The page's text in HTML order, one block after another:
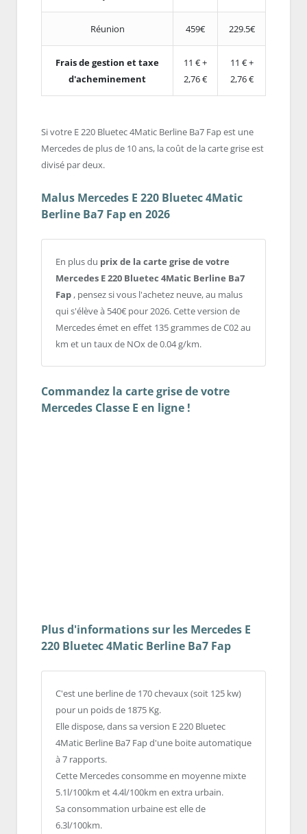
Réunion 459€ 229.5€
Frais de gestion et taxe
d'acheminement
11 € +
2,76 €
11 € +
2,76 €
Si votre E 220 Bluetec 4Matic Berline Ba7 Fap est une
Mercedes de plus de 10 ans, la coût de la carte grise est
divisé par deux.
Malus Mercedes E 220 Bluetec 4Matic
Berline Ba7 Fap en 2026
En plus du prix de la carte grise de votre
Mercedes E 220 Bluetec 4Matic Berline Ba7
Fap , pensez si vous l'achetez neuve, au malus
qui s'élève à 540€ pour 2026. Cette version de
Mercedes émet en effet 135 grammes de C02 au
km et un taux de NOx de 0.04 g/km.
Commandez la carte grise de votre
Mercedes Classe E en ligne !
Plus d'informations sur les Mercedes E
220 Bluetec 4Matic Berline Ba7 Fap
C'est une berline de 170 chevaux (soit 125 kw)
pour un poids de 1875 Kg.
Elle dispose, dans sa version E 220 Bluetec
4Matic Berline Ba7 Fap d'une boite automatique
à 7 rapports.
Cette Mercedes consomme en moyenne mixte
5.1l/100km et 4.4l/100km en extra urbain.
Sa consommation urbaine est elle de
6.3l/100km.